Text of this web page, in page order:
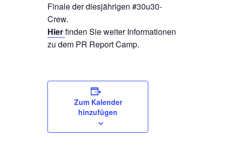
Finale der diesjährigen #30u30-
Crew.
Hierfinden Sie weiter Informationen
zu dem PR Report Camp.
Zum Kalender
hinzufügen